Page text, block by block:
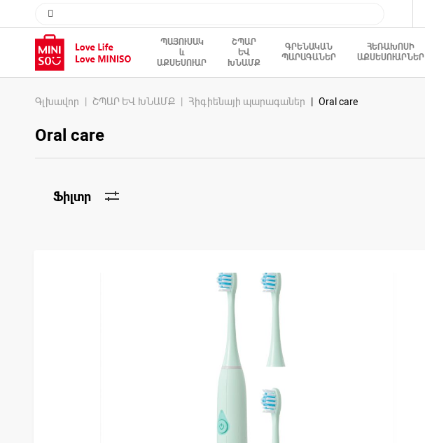
ՊԱՅՈՒՍԱԿ
և
ԱՔՍԵՍՈՒԱՐ
ՇՊԱՐ
ԵՎ
ԽՆԱՄՔ
ԳՐԵՆԱԿԱՆ
ՊԱՐԱԳԱՆԵՐ
ՀԵՌԱԽՈՍԻ
ԱՔՍԵՍՈՒԱՐՆԵՐ
Գլխավոր ՇՊԱՐ ԵՎ ԽՆԱՄՔ Հիգիենայի պարագաներ Oral care
Oral care
Ֆիլտր